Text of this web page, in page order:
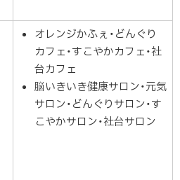
オレンジかふぇ・どんぐり
カフェ・すこやかカフェ・社
台カフェ
脳いきいき健康サロン・元気
サロン・どんぐりサロン・す
こやかサロン・社台サロン